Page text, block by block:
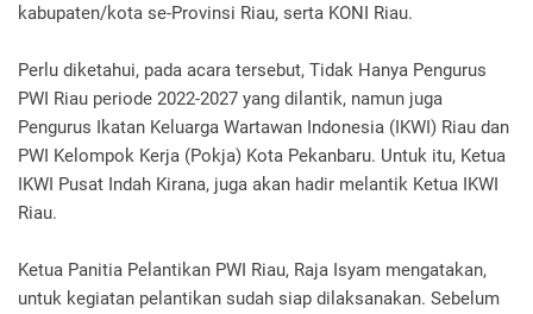
kabupaten/kota se-Provinsi Riau, serta KONI Riau.
Perlu diketahui, pada acara tersebut, Tidak Hanya Pengurus
PWI Riau periode 2022-2027 yang dilantik, namun juga
Pengurus Ikatan Keluarga Wartawan Indonesia (IKWI) Riau dan
PWI Kelompok Kerja (Pokja) Kota Pekanbaru. Untuk itu, Ketua
IKWI Pusat Indah Kirana, juga akan hadir melantik Ketua IKWI
Riau.
Ketua Panitia Pelantikan PWI Riau, Raja Isyam mengatakan,
untuk kegiatan pelantikan sudah siap dilaksanakan. Sebelum